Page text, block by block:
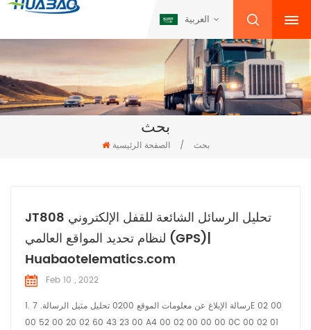
العربية
بحث
الصفحة الرئيسية / بحث
JT808 تحليل الرسائل الشائعة للقفل الإلكتروني
لنظام تحديد المواقع العالمي (GPS)|
Huabaotelematics.com
Feb 10 , 2022
1. رسالة الإبلاغ عن معلومات الموقع 0200 تحليل مثيل الرسالة. 7E 02 00
00 52 00 20 02 60 43 23 00 A4 00 02 00 00 00 0C 00 02 01